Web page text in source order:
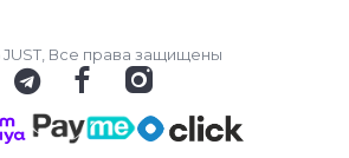
JUST, Все права защищены